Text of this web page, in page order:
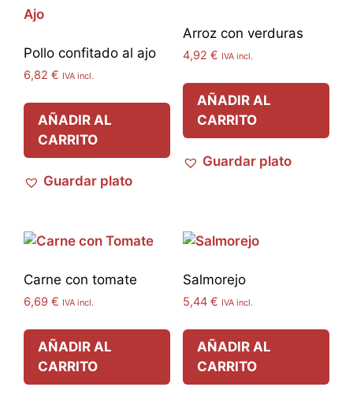
Pollo confitado al ajo
6,82 € IVA incl.
AÑADIR AL
CARRITO
Guardar plato
Arroz con verduras
4,92 € IVA incl.
AÑADIR AL
CARRITO
Guardar plato
Carne con tomate
6,69 € IVA incl.
AÑADIR AL
CARRITO
Salmorejo
5,44 € IVA incl.
AÑADIR AL
CARRITO